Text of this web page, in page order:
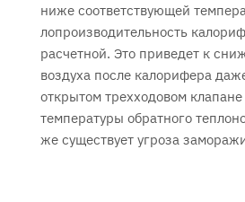
ниже соответствующей
лопроизводительность
расчетной. Это приведет к
воздуха после калорифера
открытом трехходовом
температуры обратного
же существует угроза